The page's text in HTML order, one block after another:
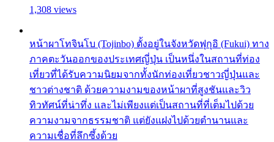
1,308 views
หน้าผาโทจินโบ (Tojinbo) ตั้งอยู่ในจังหวัดฟุกุอิ (Fukui) ทาง
ภาคตะวันออกของประเทศญี่ปุ่น เป็นหนึ่งในสถานที่ท่อง
เที่ยวที่ได้รับความนิยมจากทั้งนักท่องเที่ยวชาวญี่ปุ่นและ
ชาวต่างชาติ ด้วยความงามของหน้าผาที่สูงชันและวิว
ทิวทัศน์ที่น่าทึ่ง และไม่เพียงแต่เป็นสถานที่ที่เต็มไปด้วย
ความงามจากธรรมชาติ แต่ยังแฝงไปด้วยตำนานและ
ความเชื่อที่ลึกซึ้งด้วย